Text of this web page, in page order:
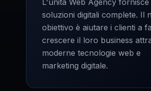
L'unità Web Agency fornisce
soluzioni digitali complete. Il
obiettivo è aiutare i clienti a
crescere il loro business
moderne tecnologie web e
marketing digitale.